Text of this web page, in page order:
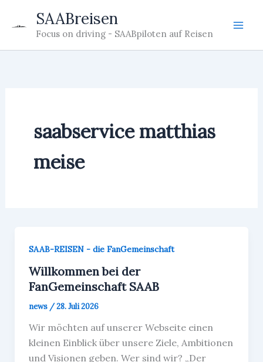
Inhalt
springen
SAABreisen
Focus on driving - SAABpiloten auf Reisen
saabservice matthias
meise
SAAB-REISEN - die FanGemeinschaft
Willkommen bei der
FanGemeinschaft SAAB
news /28. Juli 2026
Wir möchten auf unserer Webseite einen
kleinen Einblick über unsere Ziele, Ambitionen
und Visionen geben. Wer sind wir? „Der